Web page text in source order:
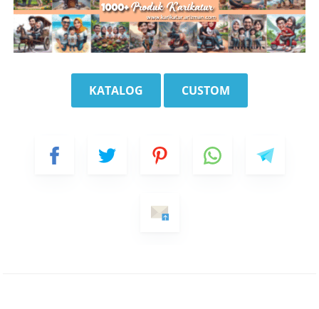
KATALOG CUSTOM